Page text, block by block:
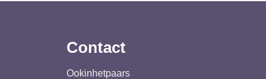
Contact
Ookinhetpaars